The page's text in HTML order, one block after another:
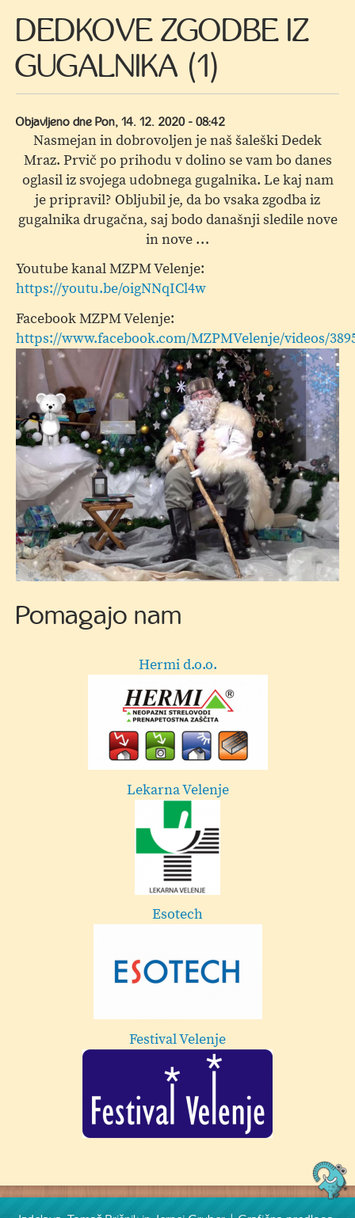
DEDKOVE ZGODBE IZ
GUGALNIKA (1)
Objavljeno dne Pon, 14. 12. 2020 - 08:42
Nasmejan in dobrovoljen je naš šaleški Dedek
Mraz. Prvič po prihodu v dolino se vam bo danes
oglasil iz svojega udobnega gugalnika. Le kaj nam
je pripravil? Obljubil je, da bo vsaka zgodba iz
gugalnika drugačna, saj bodo današnji sledile nove
in nove …
Youtube kanal MZPM Velenje:
https://youtu.be/oigNNqICl4w
Facebook MZPM Velenje:
https://www.facebook.com/MZPMVelenje/videos/
Mraz
Pomagajo nam
Hermi d.o.o.
Lekarna Velenje
Esotech
Festival Velenje